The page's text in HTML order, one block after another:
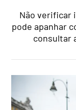
Não verificar
pode apanhar
consultar